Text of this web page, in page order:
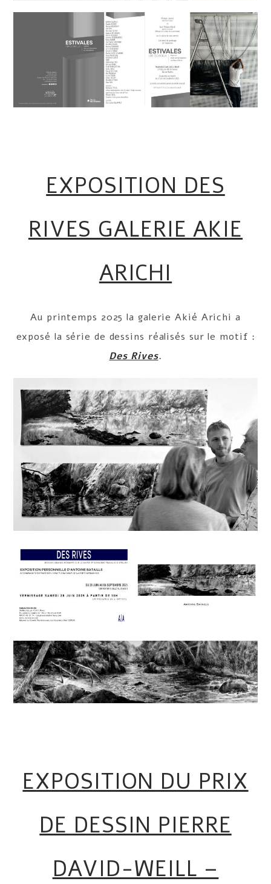
EXPOSITION DES
RIVES GALERIE AKIE
ARICHI
Au printemps 2025 la galerie Akié Arichi a
exposé la série de dessins réalisés sur le motif :
Des Rives.
EXPOSITION DU PRIX
DE DESSIN PIERRE
DAVID-WEILL –